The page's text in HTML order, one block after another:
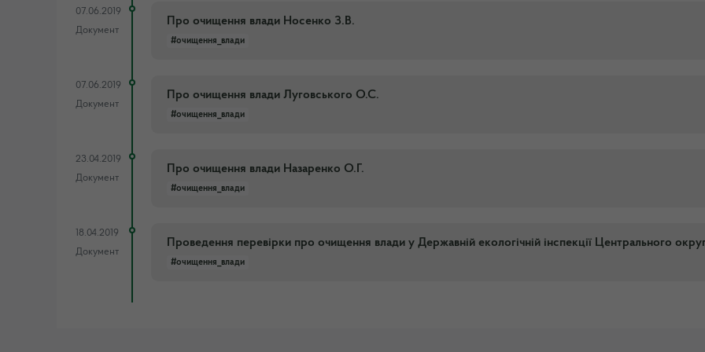
07.06.2019
Документ
Про очищення влади Носенко З.В.
#очищення_влади
07.06.2019
Документ
Про очищення влади Луговського О.С.
#очищення_влади
23.04.2019
Документ
Про очищення влади Назаренко О.Г.
#очищення_влади
18.04.2019
Документ
Проведення перевірки про очищення влади у Державній екологічній інспекції Центрального
#очищення_влади